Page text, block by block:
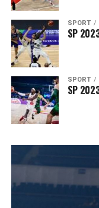
SPORT
SP
SPORT
SP